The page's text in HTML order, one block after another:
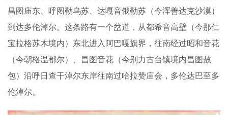
昌图庙东、呼图勒乌苏、达嘎音俄勒苏（今浑善达克沙漠）
到达多伦淖尔。这条路有一个岔道，从都希音高壁（今那仁
宝拉格苏木境内）东北进入阿巴嘎旗界，往南经过昭和音花
（今朝格温都尔）、昌图音花（今别力古台镇境内昌图敖
包）沿呼日查干淖尔东岸往南过哈拉赞庙会，多伦达巴至多
伦淖尔。